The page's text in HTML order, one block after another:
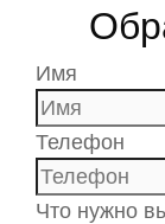
Имя
Телефон
Что нужно